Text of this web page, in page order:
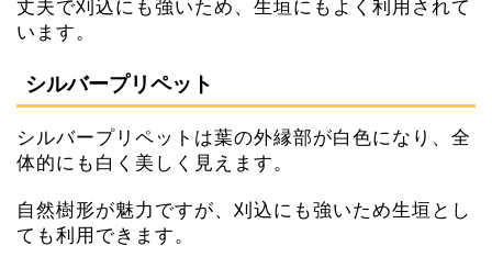
丈夫で刈込にも強いため、生垣にもよく利用されて
います。
シルバープリペット
シルバープリペットは葉の外縁部が白色になり、全
体的にも白く美しく見えます。
自然樹形が魅力ですが、刈込にも強いため生垣とし
ても利用できます。